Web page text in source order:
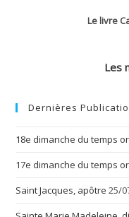
Le livre
Les
Dernières
18e dimanche du temps
17e dimanche du temps
Saint Jacques, apôtre 25/